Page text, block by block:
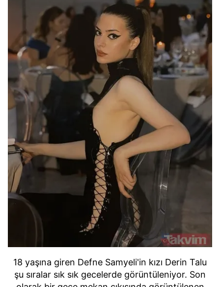
18 yaşına giren Defne Samyeli'in kızı Derin Talu
şu sıralar sık sık gecelerde görüntüleniyor. Son